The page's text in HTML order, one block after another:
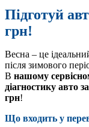
Підготуй
грн!
Весна – це
після зимового
В нашому
діагностику авто
грн!
Що входить у